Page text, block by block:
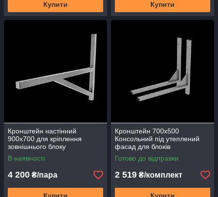
Купити Купити
Кронштейн настінний
900х700 для кріплення
зовнішнього блоку
кондиціонера теплового
насоса КрП-05 пара
В наявності
4 200 ₴/пара
Кронштейн 700х500
Консольний під утеплений
фасад для блоків
кліматичного обладнання
Кн-01 кондиціонера,
Готово до відправки
2 519 ₴/комплект